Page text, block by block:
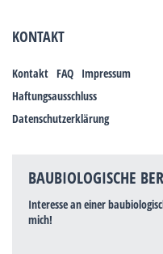
KONTAKT
Kontakt FAQ Impressum
Haftungsausschluss
Datenschutzerklärung
BAUBIOLOGISCHE
Interesse an einer
mich!